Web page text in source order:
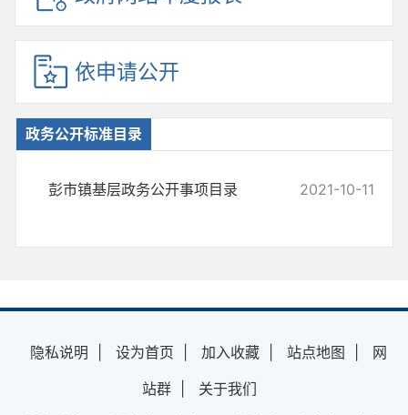
依申请公开
政务公开标准目录
彭市镇基层政务公开事项目录 2021-10-11
隐私说明 设为首页 加入收藏 站点地图
网
站群
关于我们